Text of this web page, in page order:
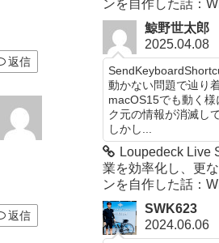
返信
返信
ンを自作した話：
鯨野世太郎
2025.04.08
動かない問題で辿り
macOS15でも動く
ク元の情報が消滅し
しかし...
Loupedeck Live
業を効率化し、更
ンを自作した話：
SWK623
2024.06.06